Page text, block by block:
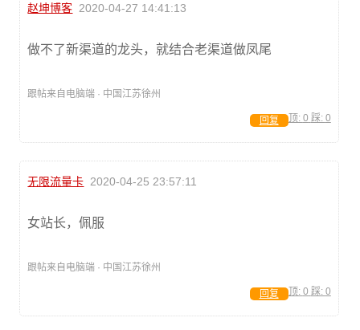
赵坤博客 2020-04-27 14:41:13
做不了新渠道的龙头，就结合老渠道做凤尾
跟帖来自电脑端 · 中国江苏徐州
顶: 0 踩: 0
回复
无限流量卡 2020-04-25 23:57:11
女站长，佩服
跟帖来自电脑端 · 中国江苏徐州
顶: 0 踩: 0
回复